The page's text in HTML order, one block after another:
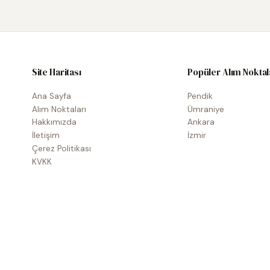
Site Haritası
Ana Sayfa
Alım Noktaları
Hakkımızda
İletişim
Çerez Politikası
KVKK
Popüler Alım
Pendik
Ümraniye
Ankara
İzmir